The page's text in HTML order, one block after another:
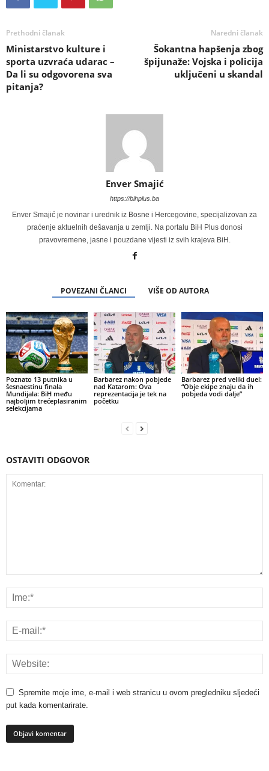
Prethodni članak
Ministarstvo kulture i
sporta uzvraća udarac –
Da li su odgovorena sva
pitanja?
Naredni članak
Šokantna hapšenja zbog
špijunaže: Vojska i policija
uključeni u skandal
Enver Smajić
https://bihplus.ba
Enver Smajić je novinar i urednik iz Bosne i Hercegovine, specijalizovan za
praćenje aktuelnih dešavanja u zemlji. Na portalu BiH Plus donosi
pravovremene, jasne i pouzdane vijesti iz svih krajeva BiH.
POVEZANI ČLANCI VIŠE OD AUTORA
Poznato 13 putnika u
šesnaestinu finala
Mundijala: BiH među
najboljim trećeplasiranim
selekcijama
Barbarez nakon pobjede
nad Katarom: Ova
reprezentacija je tek na
početku
Barbarez pred veliki duel:
“Obje ekipe znaju da ih
pobjeda vodi dalje”
OSTAVITI ODGOVOR
Spremite moje ime, e-mail i web stranicu u ovom pregledniku sljedeći
put kada komentarirate.